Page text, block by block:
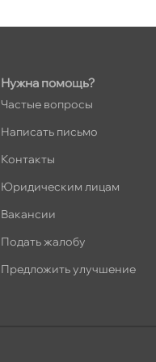
Нужна помощь?
Частые вопросы
Написать письмо
Контакты
Юридическим лицам
акансии
Подать жалобу
Предложить улучшение